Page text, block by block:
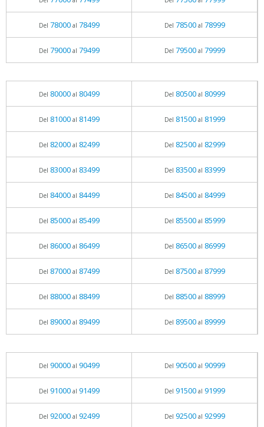
Del 78000al 78499 Del 78500al 78999
Del 79000al 79499 Del 79500al 79999
Del 80000al 80499 Del 80500al 80999
Del 81000al 81499 Del 81500al 81999
Del 82000al 82499 Del 82500al 82999
Del 83000al 83499 Del 83500al 83999
Del 84000al 84499 Del 84500al 84999
Del 85000al 85499 Del 85500al 85999
Del 86000al 86499 Del 86500al 86999
Del 87000al 87499 Del 87500al 87999
Del 88000al 88499 Del 88500al 88999
Del 89000al 89499 Del 89500al 89999
Del 90000al 90499 Del 90500al 90999
Del 91000al 91499 Del 91500al 91999
Del 92000al 92499 Del 92500al 92999